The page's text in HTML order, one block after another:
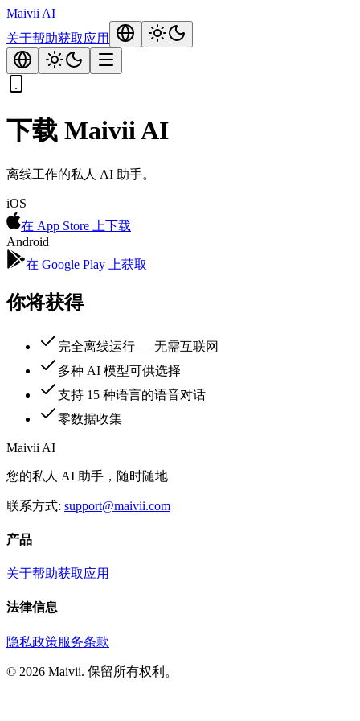
Maivii AI
关于帮助获取应用
下载 Maivii AI
离线工作的私人 AI 助手。
iOS
在 App Store 上下载
Android
在 Google Play 上获取
你将获得
完全离线运行 — 无需互联网
多种 AI 模型可供选择
支持 15 种语言的语音对话
零数据收集
Maivii AI
您的私人 AI 助手，随时随地
联系方式: support@maivii.com
产品
关于帮助获取应用
法律信息
隐私政策服务条款
© 2026 Maivii. 保留所有权利。